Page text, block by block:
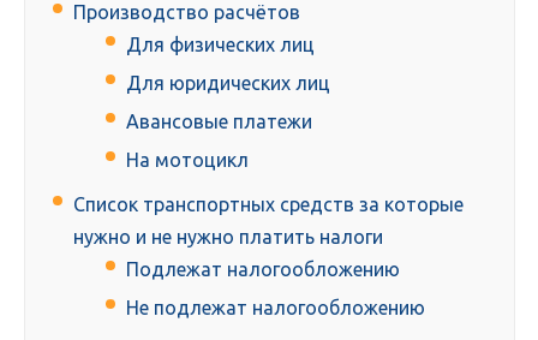
Производство расчётов
Для физических лиц
Для юридических лиц
Авансовые платежи
На мотоцикл
Список транспортных средств за которые
нужно и не нужно платить налоги
Подлежат налогообложению
Не подлежат налогообложению